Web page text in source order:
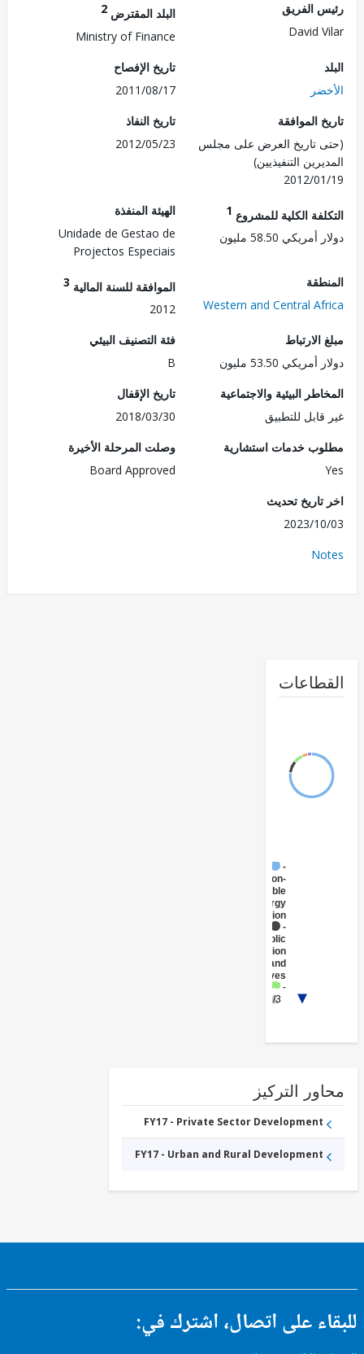
الفريق
David
البلد المقترض
Ministry of Finance
تاريخ الإفصاح
2011/08/17
الموافقة
تاريخ العرض على مجلس
التنفيذيين)
2012/
تاريخ النفاذ
2012/05/23
الكلية للمشروع1
58.50 مليون
الهيئة المنفذة
Unidade de Gestao de
Projectos Especiais
Western and Central
الموافقة للسنة المالية3
2012
53.50 مليون
فئة التصنيف البيئي
البيئية والاجتماعية
للتطبيق
تاريخ الإقفال
2018/03/30
خدمات استشارية
وصلت المرحلة الأخيرة
Board Approved
تحديث
2023/
Renewable
Generation
Administration
- Energy and
Extractives
Energy
and
Extractives
FY17 -
Water
التركيز
FY17 - Private Sector Development
FY17 - Urban and Rural Development
على اتصال، اشترك في: